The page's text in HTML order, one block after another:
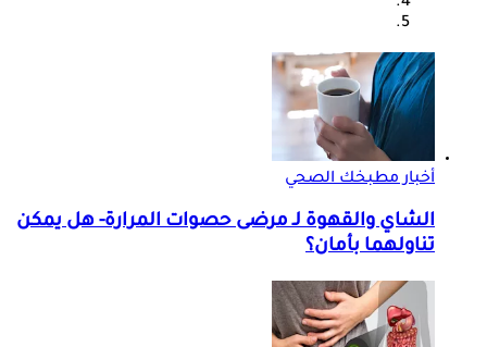
أخبار مطبخك الصحي
الشاي والقهوة لـ مرضى حصوات المرارة- هل يمكن
تناولهما بأمان؟